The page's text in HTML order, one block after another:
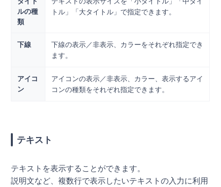
ルの種
類
トル」「大タイトル」で指定できます。
下線
下線の表示／非表示、カラーをそれぞれ指定でき
ます。
アイコ
ン
アイコンの表示／非表示、カラー、表示するアイ
コンの種類をそれぞれ指定できます。
テキスト
テキストを表示することができます。
説明文など、複数行で表示したいテキストの入力に利用